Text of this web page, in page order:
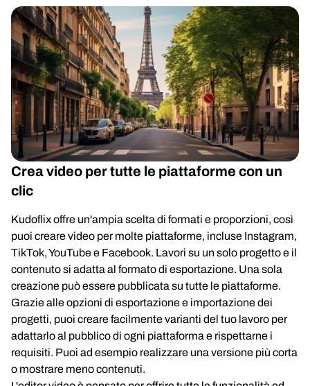
Crea video per tutte le piattaforme con un
clic
Kudoflix offre un'ampia scelta di formati e proporzioni, così
puoi creare video per molte piattaforme, incluse Instagram,
TikTok, YouTube e Facebook. Lavori su un solo progetto e il
contenuto si adatta al formato di esportazione. Una sola
creazione può essere pubblicata su tutte le piattaforme.
Grazie alle opzioni di esportazione e importazione dei
progetti, puoi creare facilmente varianti del tuo lavoro per
adattarlo al pubblico di ogni piattaforma e rispettarne i
requisiti. Puoi ad esempio realizzare una versione più corta
o mostrare meno contenuti.